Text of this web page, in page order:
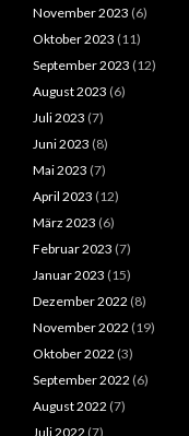
November 2023 (6)
Oktober 2023 (11)
September 2023 (12)
August 2023 (6)
Juli 2023 (7)
Juni 2023 (8)
Mai 2023 (7)
April 2023 (12)
März 2023 (6)
Februar 2023 (7)
Januar 2023 (15)
Dezember 2022 (8)
November 2022 (19)
Oktober 2022 (3)
September 2022 (6)
August 2022 (7)
Juli 2022 (7)